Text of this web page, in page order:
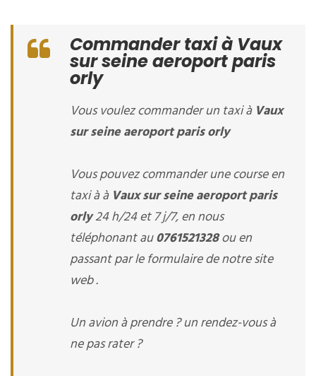
Commander taxi à Vaux
sur seine aeroport paris
orly
Vous voulez commander un taxi à Vaux
sur seine aeroport paris orly
Vous pouvez commander une course en
taxi à à Vaux sur seine aeroport paris
orly24 h/24 et 7 j/7, en nous
téléphonant au0761521328ou en
passant par le formulaire de notre site
web .
Un avion à prendre ? un rendez-vous à
ne pas rater ?